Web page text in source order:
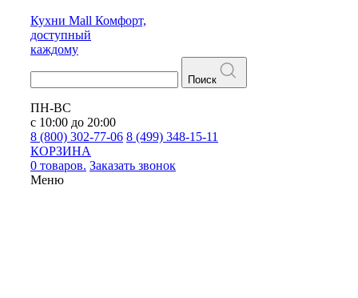
Кухни Mall Комфорт,
доступный
каждому
Поиск
ПН-ВС
с 10:00 до 20:00
8 (800) 302-77-06 8 (499) 348-15-11
КОРЗИНА
0 товаров. Заказать звонок
Меню